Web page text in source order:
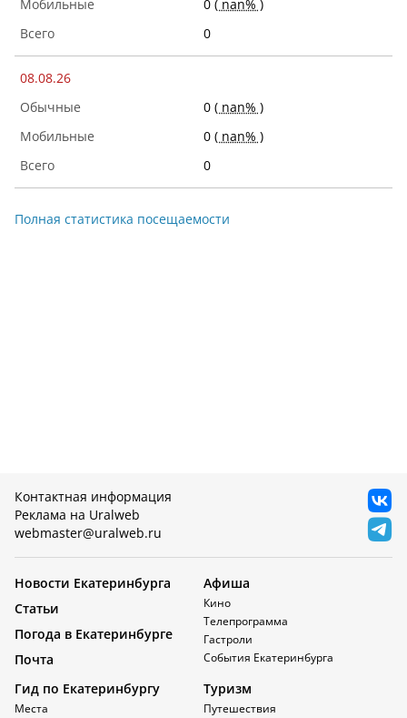
0 ( nan% )
0
08.08.26
0 ( nan% )
0 ( nan% )
0
Полная статистика посещаемости
Контактная информация
Реклама на Uralweb
webmaster@uralweb.ru
Новости Екатеринбурга
Статьи
Погода в Екатеринбурге
Почта
Афиша
Кино
Телепрограмма
Гастроли
События Екатеринбурга
Гид по Екатеринбургу
Места
Туризм
Путешествия